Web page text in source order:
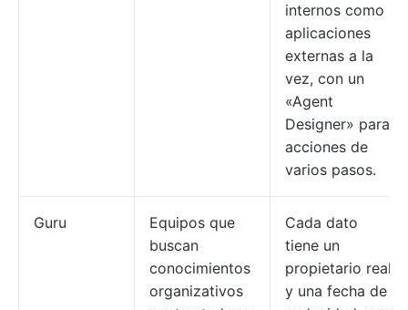
internos como
aplicaciones
externas a la
vez, con un
«Agent
Designer» para
acciones de
varios pasos.
Guru
Equipos que
buscan
conocimientos
organizativos
Cada dato
tiene un
propietario real
y una fecha de